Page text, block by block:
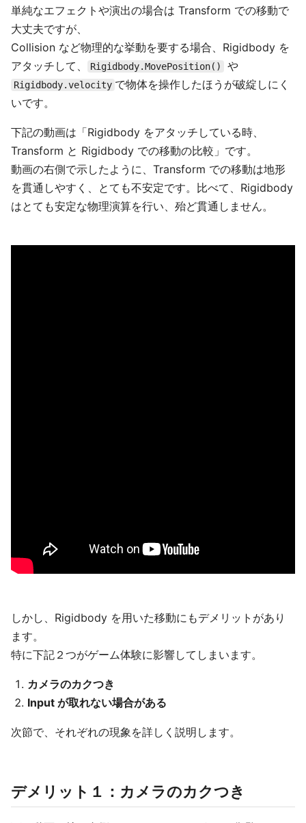
単純なエフェクトや演出の場合は Transform での移動で
大丈夫ですが、
Collision など物理的な挙動を要する場合、Rigidbody を
アタッチして、
Rigidbody.MovePosition() や
Rigidbody.velocity で物体を操作したほうが破綻しにく
いです。
下記の動画は「Rigidbody をアタッチしている時、
Transform と Rigidbody での移動の比較」です。
動画の右側で示したように、Transform での移動は地形
を貫通しやすく、とても不安定です。比べて、Rigidbody
はとても安定な物理演算を行い、殆ど貫通しません。
しかし、Rigidbody を用いた移動にもデメリットがあり
ます。
特に下記２つがゲーム体験に影響してしまいます。
カメラのカクつき
Input が取れない場合がある
次節で、それぞれの現象を詳しく説明します。
デメリット１：カメラのカクつき